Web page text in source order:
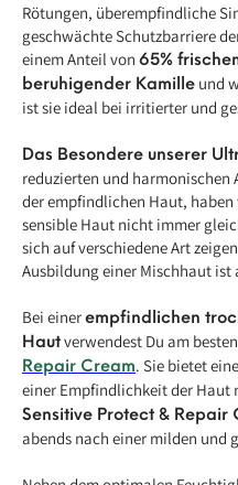
Rötungen, überempfindliche
geschwächte Schutzbarriere
einem Anteil von 65%
beruhigender Kamille und
ist sie ideal bei irritierter und
Das Besondere unserer
reduzierten und harmonischen
der empfindlichen Haut,
sensible Haut nicht immer
sich auf verschiedene Art
Ausbildung einer Mischhaut ist
Bei einerempfindlichen
Hautverwendest Du am
Repair Cream. Sie bietet
einer Empfindlichkeit der Haut
Sensitive Protect & Repair
abends nach einer milden und